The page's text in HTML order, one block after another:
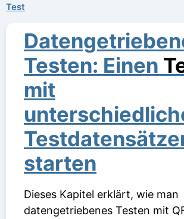
Test
Testen: Einen
mit
starten
Dieses Kapitel erklärt, wie man
datengetriebenes Testen mit